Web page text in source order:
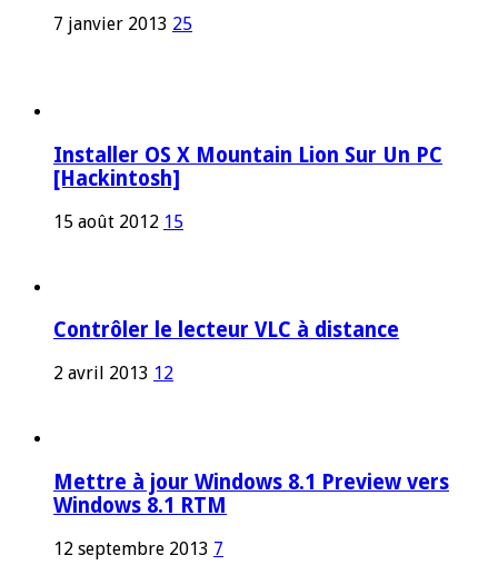
7 janvier 2013 25
Installer OS X Mountain Lion Sur Un PC
[Hackintosh]
15 août 2012 15
Contrôler le lecteur VLC à distance
2 avril 2013 12
Mettre à jour Windows 8.1 Preview vers
Windows 8.1 RTM
12 septembre 2013 7